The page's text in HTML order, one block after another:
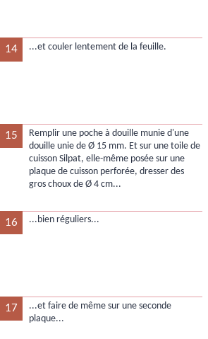
14 ...et couler lentement de la feuille.
15
Remplir une poche à douille munie d'une
douille unie de Ø 15 mm. Et sur une toile de
cuisson Silpat, elle-même posée sur une
plaque de cuisson perforée, dresser des
gros choux de Ø 4 cm...
16 ...bien réguliers...
17
...et faire de même sur une seconde
plaque...